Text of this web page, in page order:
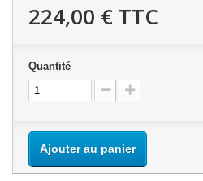
224,00 € TTC
Quantité
Ajouter au panier